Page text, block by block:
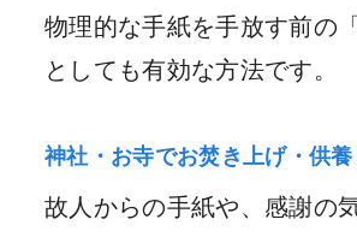
物理的な手紙を手放す前の
としても有効な方法です。
神社・お寺でお焚き上げ・供養
故人からの手紙や、感謝の